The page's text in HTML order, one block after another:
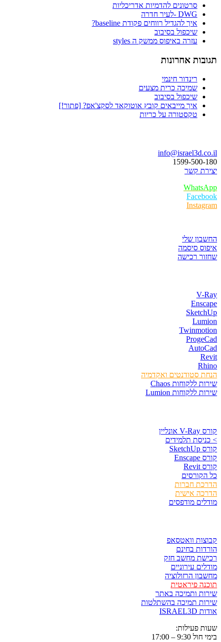
סרטונים להדמיות אדריכליות
DWG -לעיר חדרה
איך להגדיל רווחים פקודת baseline?
שיכפול בסיבוב
עזרה באיפוס ממשק ה styles
תגובות אחרונות
רינדור חינמי
שמיכה כרית מצעים
שיכפול בסיבוב
איך מייבאים קובץ אוטוקאד לסקצ'אפ? [פתור!]
טקסטורה על כריות
info@israel3d.co.il
1599-500-180
יצירת קשר
WhatsApp
Facebook
Instagram
החשבון שלי
איפוס סיסמה
שחזור רכישה
V-Ray
Enscape
SketchUp
Lumion
Twinmotion
ProgeCad
AutoCad
Revit
Rhino
הנחת סטודנטים ואקדמיה
שירות ללקוחות Chaos
שירות ללקוחות Lumion
קורס V-Ray אונליין
> כניסת תלמידים
קורס SketchUp
קורס Enscape
קורס Revit
כל הקורסים
הדרכת חברות
הדרכה אישית
מודלים מודפסים
קבוצות וואטסאפ
הורדות בחינם
רכישת מחשב חזק
מודלים עירוניים
מחשבון הרזולוציה
תוכנה פיראטית
שירות ותמיכה באתר
שירות תמיכה בהשתלטות
אודות ISRAEL3D
שעות פעילות:
בימי חול 9:30 – 17:00